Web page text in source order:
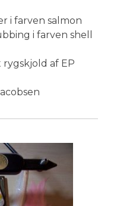
i farven salmon
i farven shell
af EP